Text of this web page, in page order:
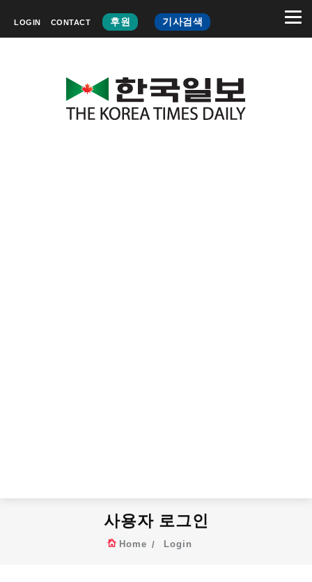
LOGIN CONTACT 후원 기사검색
사용자 로그인
Home Login